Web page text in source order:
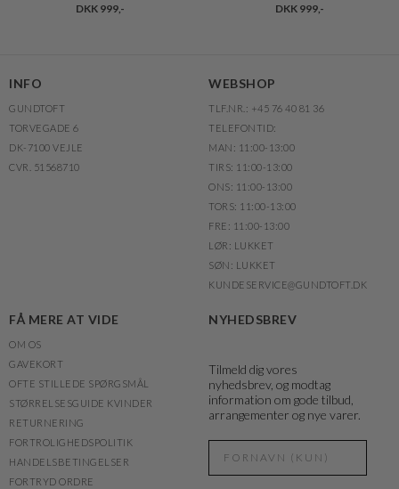
DKK 999,-
DKK 999,-
INFO
GUNDTOFT
TORVEGADE 6
DK-7100 VEJLE
CVR. 51568710
WEBSHOP
TLF.NR.: +45 76 40 81 36
TELEFONTID:
MAN: 11:00-13:00
TIRS: 11:00-13:00
ONS: 11:00-13:00
TORS: 11:00-13:00
FRE: 11:00-13:00
LØR: LUKKET
SØN: LUKKET
KUNDESERVICE@GUNDTOFT.DK
FÅ MERE AT VIDE
OM OS
GAVEKORT
OFTE STILLEDE SPØRGSMÅL
STØRRELSESGUIDE KVINDER
RETURNERING
FORTROLIGHEDSPOLITIK
HANDELSBETINGELSER
FORTRYD ORDRE
NYHEDSBREV
Tilmeld dig vores
nyhedsbrev, og modtag
information om gode tilbud,
arrangementer og nye varer.